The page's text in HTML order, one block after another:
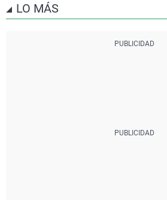
LO MÁS